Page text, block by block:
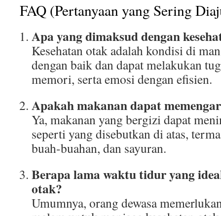
FAQ (Pertanyaan yang Sering
Apa yang dimaksud dengan
Kesehatan otak adalah kondisi di
dengan baik dan dapat melakukan
memori, serta emosi dengan efisien.
Apakah makanan dapat
Ya, makanan yang bergizi dapat
seperti yang disebutkan di atas,
buah-buahan, dan sayuran.
Berapa lama waktu tidur yang
otak?
Umumnya, orang dewasa